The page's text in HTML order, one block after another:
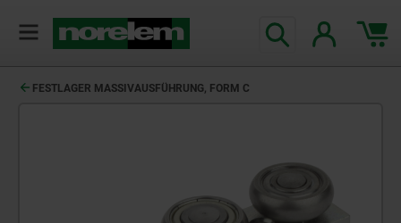
FESTLAGER MASSIVAUSFÜHRUNG, FORM C